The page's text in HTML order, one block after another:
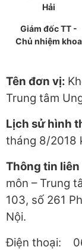
Hải
Giám đốc TT -
Chủ nhiệm khoa
Tên đơn vị:
Trung tâm
Lịch sử hình
tháng 8/2018
Thông tin liên
môn – Trung
103, số 261
Nội.
Điện